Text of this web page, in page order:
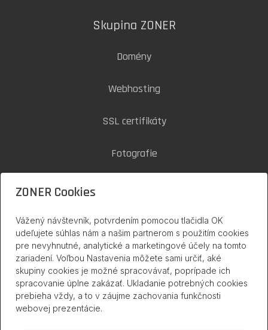
Skupina ZONER
Domény
Webhosting
SSL certifikáty
Fotografie
inPage na internete
ZONER Cookies
Vážený návštevník, potvrdením pomocou tlačidla OK
udeľujete súhlas nám a našim partnerom s použitím cookies
pre nevyhnutné, analytické a marketingové účely na tomto
zariadení. Voľbou Nastavenia môžete sami určiť, aké
skupiny cookies je možné spracovávať, poprípade ich
spracovanie úplne zakázať. Ukladanie potrebných cookies
prebieha vždy, a to v záujme zachovania funkčnosti
webovej prezentácie.